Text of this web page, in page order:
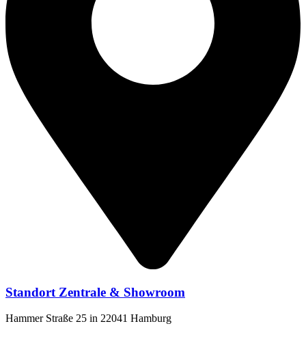
Standort Zentrale & Showroom
Hammer Straße 25 in 22041 Hamburg